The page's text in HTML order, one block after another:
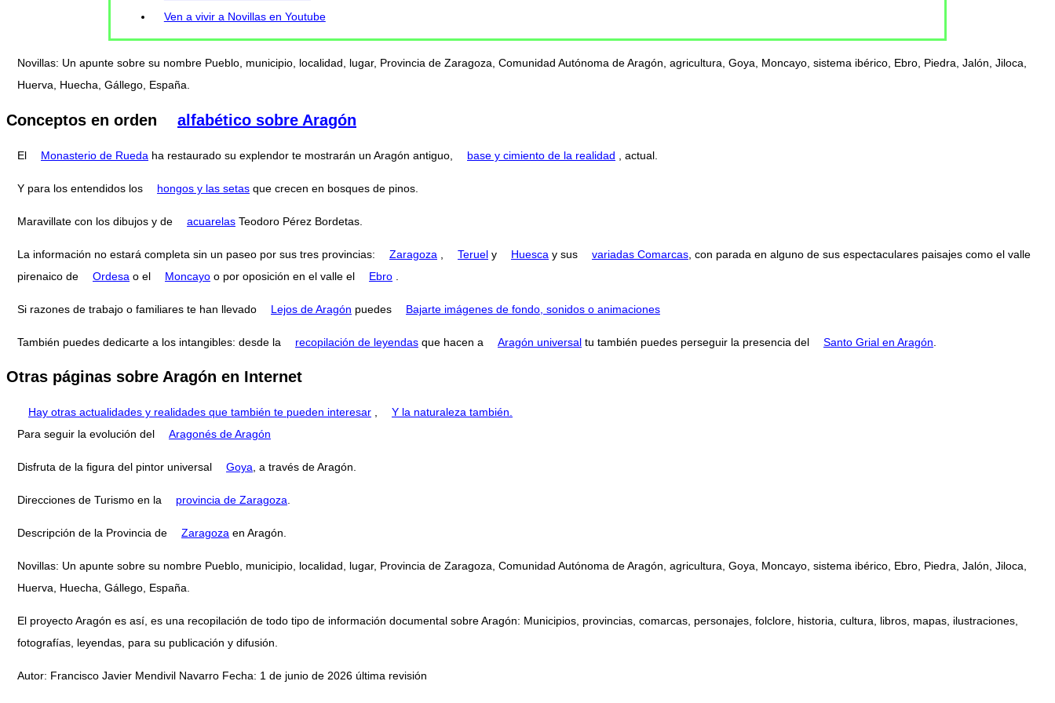
Ven a vivir a Novillas en Youtube
Novillas: Un apunte sobre su nombre Pueblo, municipio, localidad, lugar, Provincia de Zaragoza, Comunidad Autónoma de Aragón, agricultura, Goya, Moncayo, sistema ibérico, Ebro, Piedra, Jalón, Jiloca,
Huerva, Huecha, Gállego, España.
Conceptos en orden alfabético sobre Aragón
El Monasterio de Rueda ha restaurado su explendor te mostrarán un Aragón antiguo, base y cimiento de la realidad , actual.
Y para los entendidos los hongos y las setas que crecen en bosques de pinos.
Maravillate con los dibujos y de acuarelas Teodoro Pérez Bordetas.
La información no estará completa sin un paseo por sus tres provincias: Zaragoza Teruel y Huesca y sus variadas Comarcas , con parada en alguno de sus espectaculares paisajes como el valle
pirenaico de
Ordesa o el Moncayo o por oposición en el valle el Ebro
Si razones de trabajo o familiares te han llevado Lejos de Aragón puedes Bajarte imágenes de fondo, sonidos o animaciones
También puedes dedicarte a los intangibles: desde la recopilación de leyendas que hacen a Aragón universal tu también puedes perseguir la presencia del Santo Grial en Aragón
Otras páginas sobre Aragón en Internet
Hay otras actualidades y realidades que también te pueden interesar
Y la naturaleza también.
Para seguir la evolución del
Aragonés de Aragón
Disfruta de la figura del pintor universal Goya , a través de Aragón.
Direcciones de Turismo en la provincia de Zaragoza
Descripción de la Provincia de Zaragoza en Aragón.
Novillas: Un apunte sobre su nombre Pueblo, municipio, localidad, lugar, Provincia de Zaragoza, Comunidad Autónoma de Aragón, agricultura, Goya, Moncayo, sistema ibérico, Ebro, Piedra, Jalón, Jiloca,
Huerva, Huecha, Gállego, España.
El proyecto Aragón es así, es una recopilación de todo tipo de información documental sobre Aragón: Municipios, provincias, comarcas, personajes, folclore, historia, cultura, libros, mapas, ilustraciones,
fotografías, leyendas, para su publicación y difusión.
Autor: Francisco Javier Mendivil Navarro Fecha: 1 de junio de 2026 última revisión